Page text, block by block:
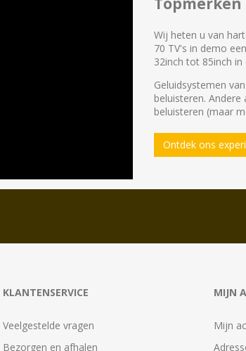
Wij heten u van
70 TV's in demo
32inch tot 85inch
Geluidsystemen
beluisteren.
beluisteren (maar
Ontdek ons
KLANTENSERVICE
Veelgestelde vragen
Bezorgen en afhalen
MIJN
Mijn